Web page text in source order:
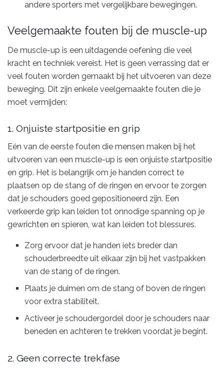
andere sporters met vergelijkbare bewegingen.
Veelgemaakte fouten bij de muscle-up
De muscle-up is een uitdagende oefening die veel
kracht en techniek vereist. Het is geen verrassing dat er
veel fouten worden gemaakt bij het uitvoeren van deze
beweging. Dit zijn enkele veelgemaakte fouten die je
moet vermijden:
1. Onjuiste startpositie en grip
Eén van de eerste fouten die mensen maken bij het
uitvoeren van een muscle-up is een onjuiste startpositie
en grip. Het is belangrijk om je handen correct te
plaatsen op de stang of de ringen en ervoor te zorgen
dat je schouders goed gepositioneerd zijn. Een
verkeerde grip kan leiden tot onnodige spanning op je
gewrichten en spieren, wat kan leiden tot blessures.
Zorg ervoor dat je handen iets breder dan
schouderbreedte uit elkaar zijn bij het vastpakken
van de stang of de ringen.
Plaats je duimen om de stang of boven de ringen
voor extra stabiliteit.
Activeer je schoudergordel door je schouders naar
beneden en achteren te trekken voordat je begint.
2. Geen correcte trekfase